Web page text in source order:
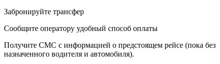
Забронируйте трансфер
Сообщите оператору удобный способ оплаты
Получите СМС с информацией о предстоящем рейсе (пока без
назначенного водителя и автомобиля).